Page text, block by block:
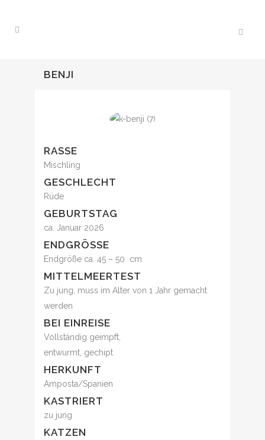
BENJI
RASSE
Mischling
GESCHLECHT
Rüde
GEBURTSTAG
ca. Januar 2026
ENDGRÖSSE
Endgröße ca. 45 – 50 cm
MITTELMEERTEST
Zu jung, muss im Alter von 1 Jahr gemacht
werden
BEI EINREISE
Vollständig geimpft,
entwurmt, gechipt
HERKUNFT
Amposta/Spanien
KASTRIERT
zu jung
KATZEN